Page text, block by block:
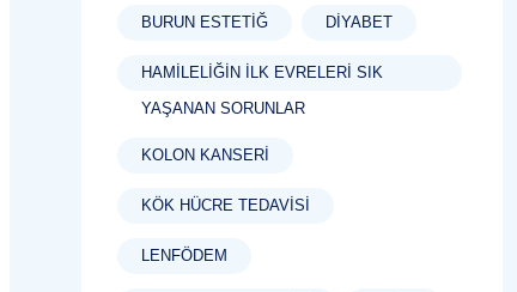
BURUN ESTETIĞ DIYABET
HAMILELIĞIN İLK EVRELERI SIK
YAŞANAN SORUNLAR
KOLON KANSERI
KÖK HÜCRE TEDAVISI
LENFÖDEM